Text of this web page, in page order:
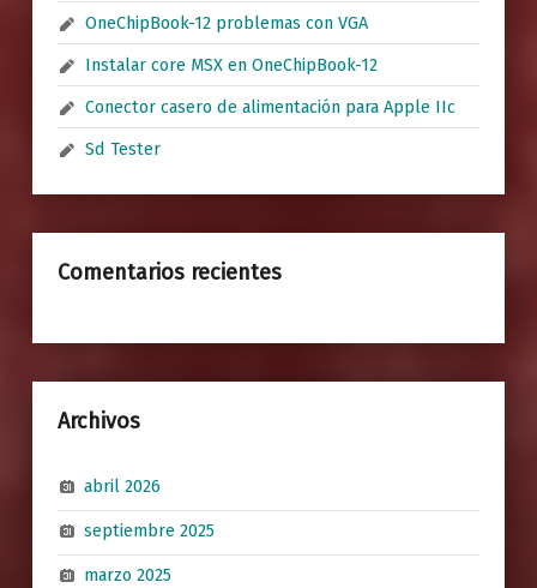
OneChipBook-12 problemas con VGA
Instalar core MSX en OneChipBook-12
Conector casero de alimentación para Apple IIc
Sd Tester
Comentarios recientes
Archivos
abril 2026
septiembre 2025
marzo 2025